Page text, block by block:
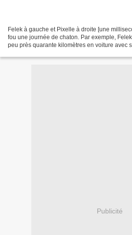
Felek à gauche et Pixelle à droite [une
fou une journée de chaton. Par exemple,
peu près quarante kilomètres en voiture avec
Publicité